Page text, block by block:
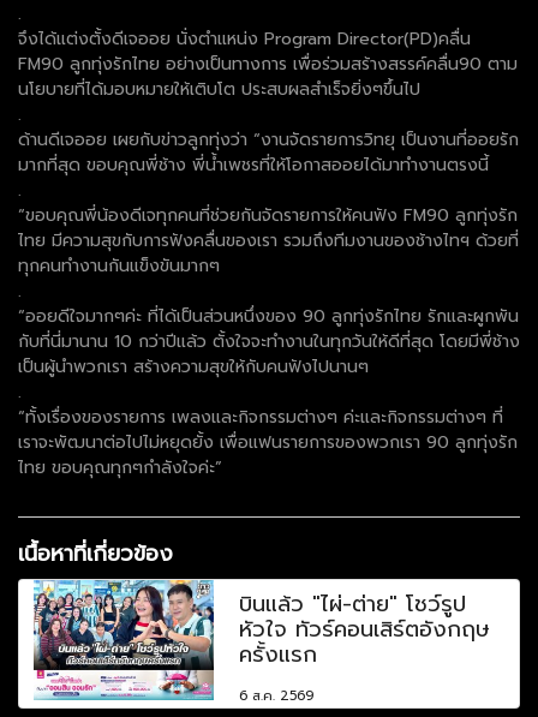
.
จึงได้แต่งตั้งดีเจออย นั่งตำแหน่ง Program Director(PD)คลื่น
FM90 ลูกทุ่งรักไทย อย่างเป็นทางการ เพื่อร่วมสร้างสรรค์คลื่น90 ตาม
นโยบายที่ได้มอบหมายให้เติบโต ประสบผลสำเร็จยิ่งๆขึ้นไป
.
ด้านดีเจออย เผยกับข่าวลูกทุ่งว่า “งานจัดรายการวิทยุ เป็นงานที่ออยรัก
มากที่สุด ขอบคุณพี่ช้าง พี่น้ำเพชรที่ให้โอกาสออยได้มาทำงานตรงนี้
.
“ขอบคุณพี่น้องดีเจทุกคนที่ช่วยกันจัดรายการให้คนฟัง FM90 ลูกทุ่งรัก
ไทย มีความสุขกับการฟังคลื่นของเรา รวมถึงทีมงานของช้างไทฯ ด้วยที่
ทุกคนทำงานกันแข็งขันมากๆ
.
“ออยดีใจมากๆค่ะ ที่ได้เป็นส่วนหนึ่งของ 90 ลูกทุ่งรักไทย รักและผูกพัน
กับที่นี่มานาน 10 กว่าปีแล้ว ตั้งใจจะทำงานในทุกวันให้ดีที่สุด โดยมีพี่ช้าง
เป็นผู้นำพวกเรา สร้างความสุขให้กับคนฟังไปนานๆ
.
“ทั้งเรื่องของรายการ เพลงและกิจกรรมต่างๆ ค่ะและกิจกรรมต่างๆ ที่
เราจะพัฒนาต่อไปไม่หยุดยั้ง เพื่อแฟนรายการของพวกเรา 90 ลูกทุ่งรัก
ไทย ขอบคุณทุกๆกำลังใจค่ะ”
เนื้อหาที่เกี่ยวข้อง
บินแล้ว "ไผ่-ต่าย" โชว์รูป
หัวใจ ทัวร์คอนเสิร์ตอังกฤษ
ครั้งแรก
6 ส.ค. 2569